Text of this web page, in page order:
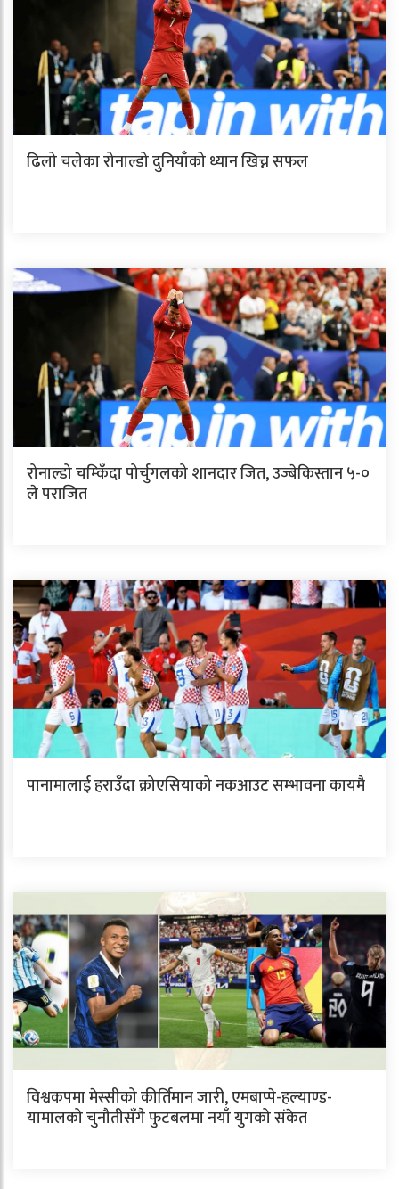
ढिलो चलेका रोनाल्डो दुनियाँको ध्यान खिच्न सफल
रोनाल्डो चम्किँदा पोर्चुगलको शानदार जित, उज्बेकिस्तान ५-०
ले पराजित
पानामालाई हराउँदा क्रोएसियाको नकआउट सम्भावना कायमै
विश्वकपमा मेस्सीको कीर्तिमान जारी, एमबाप्पे-हल्याण्ड-
यामालको चुनौतीसँगै फुटबलमा नयाँ युगको संकेत